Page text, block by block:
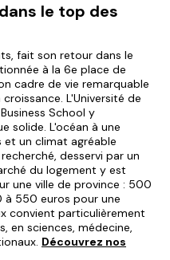
le top des
fait son retour dans le
à la 6e place de
cadre de vie remarquable
L'Université de
School y
solide. L'océan à une
et un climat agréable
desservi par un
du logement y est
une ville de province : 500
550 euros pour une
convient particulièrement
en sciences, médecine,
Découvrez nos